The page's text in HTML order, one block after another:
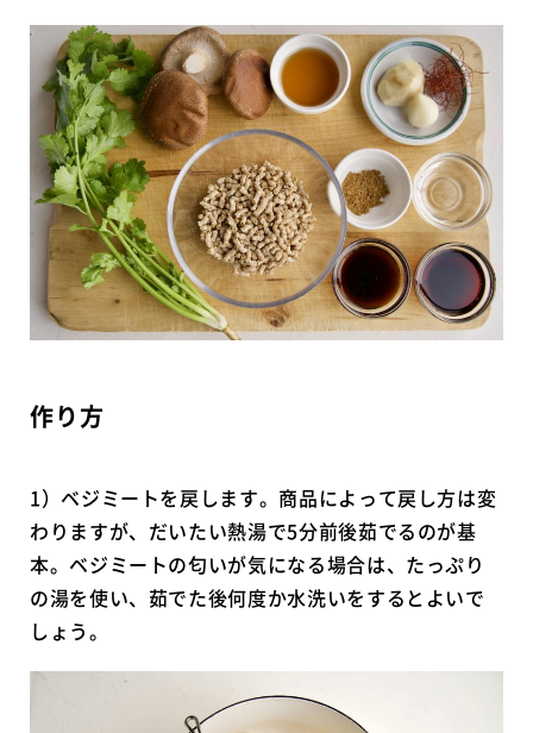
作り方
1）ベジミートを戻します。商品によって戻し方は変
わりますが、だいたい熱湯で5分前後茹でるのが基
本。ベジミートの匂いが気になる場合は、たっぷり
の湯を使い、茹でた後何度か水洗いをするとよいで
しょう。